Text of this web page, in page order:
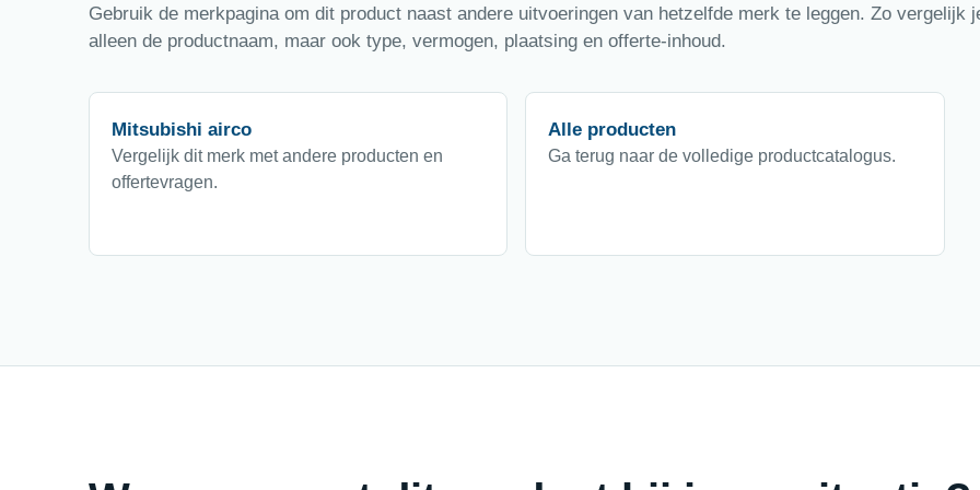
Gebruik de merkpagina om dit product naast andere uitvoeringen van hetzelfde merk te leggen. Zo vergelijk
alleen de productnaam, maar ook type, vermogen, plaatsing en offerte-inhoud.
Mitsubishi airco
Vergelijk dit merk met andere producten en
offertevragen.
Alle producten
Ga terug naar de volledige productcatalogus.